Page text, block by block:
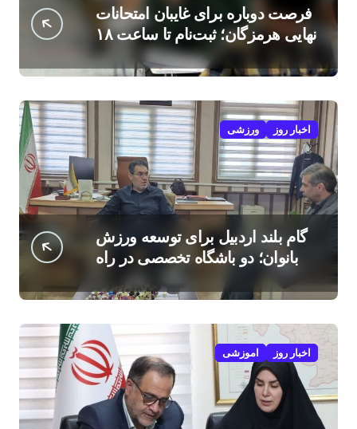
فرصت دوباره برای غایبان امتحانات
نهایی هرمزگان؛ ثبت‌نام تا ساعت ۱۸
امروز
اخبار روز ورزشی
گام بلند اردبیل برای توسعه ورزش
بانوان؛ دو باشگاه تخصصی در راه
است
اخبار روز اموزشی